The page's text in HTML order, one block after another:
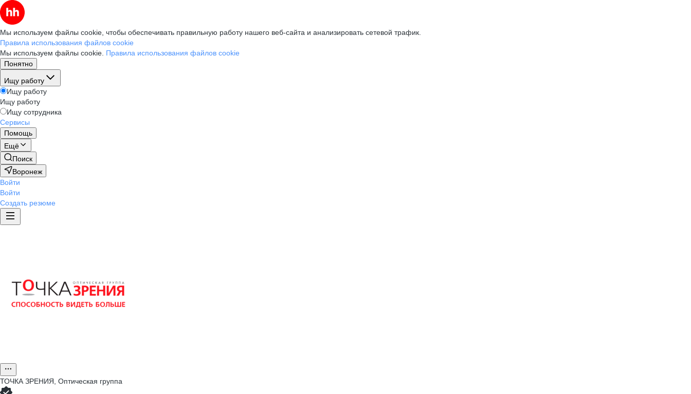
Мы используем файлы cookie, чтобы обеспечивать правильную работу нашего веб-сайта и анализировать сетевой трафик.
Правила использования файлов cookie
Мы используем файлы cookie. Правила использования файлов cookie
Понятно
Ищу работу
Ищу работу
Ищу работу
Ищу сотрудника
Сервисы
Помощь
Ещё
Поиск
Воронеж
Войти
Войти
Создать резюме
ТОЧКА ЗРЕНИЯ, Оптическая группа